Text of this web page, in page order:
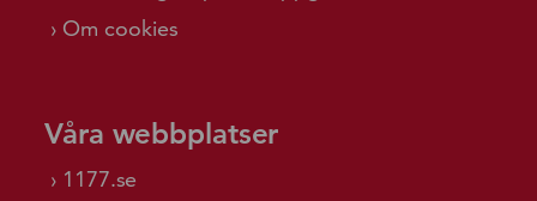
Om cookies
Våra webbplatser
1177.se